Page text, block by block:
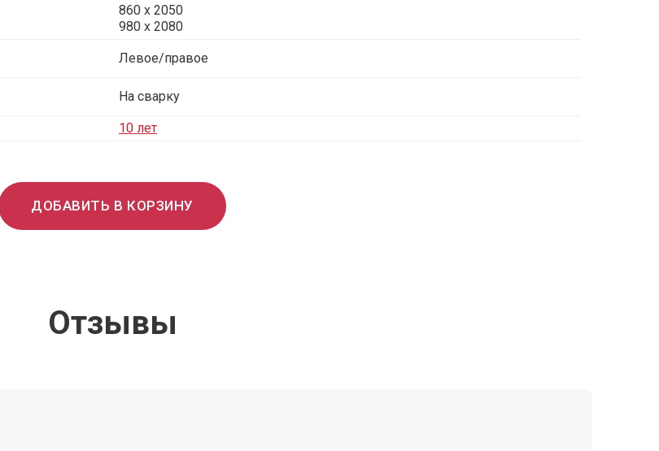
860 х 2050
980 x 2080
Левое/правое
На сварку
10 лет
ДОБАВИТЬ В КОРЗИНУ
Отзывы